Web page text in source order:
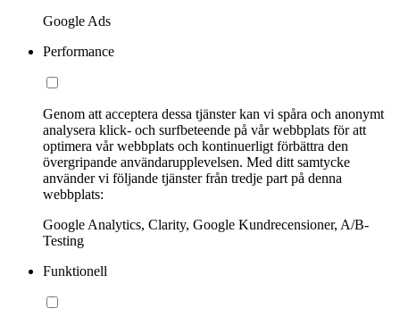
Google Ads
Performance
Genom att acceptera dessa tjänster kan vi spåra och anonymt
analysera klick- och surfbeteende på vår webbplats för att
optimera vår webbplats och kontinuerligt förbättra den
övergripande användarupplevelsen. Med ditt samtycke
använder vi följande tjänster från tredje part på denna
webbplats:
Google Analytics, Clarity, Google Kundrecensioner, A/B-
Testing
Funktionell